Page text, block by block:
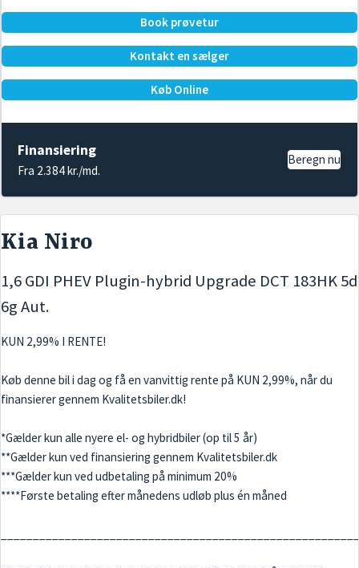
Book prøvetur
Kontakt en sælger
Køb Online
Finansiering
Fra 2.384 kr./md.
Beregn nu
Kia Niro
1,6 GDI PHEV Plugin-hybrid Upgrade DCT 183HK 5d
6g Aut.
KUN 2,99% I RENTE!
Køb denne bil i dag og få en vanvittig rente på KUN 2,99%, når du
finansierer gennem Kvalitetsbiler.dk!
*Gælder kun alle nyere el- og hybridbiler (op til 5 år)
**Gælder kun ved finansiering gennem Kvalitetsbiler.dk
***Gælder kun ved udbetaling på minimum 20%
****Første betaling efter månedens udløb plus én måned